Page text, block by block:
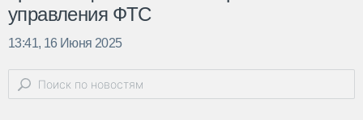
управления ФТС
13:41, 16 Июня 2025